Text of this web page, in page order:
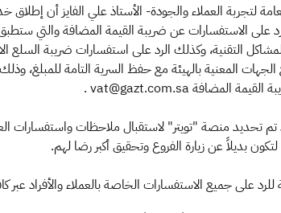
لتجربة العملاء والجودة- الأستاذ علي الفايز أن إطلاق
التقنية، وكذلك الرد على استفسارات ضريبة السلع
بديلاً عن زيارة الفروع وتحقيق أكبر رضا لهم.
على جميع الاستفسارات الخاصة بالعملاء والأفراد عبر